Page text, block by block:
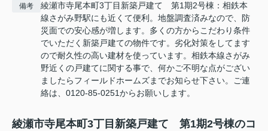
備考
綾瀬市寺尾本町3丁目新築戸建て 第1期2号棟：相鉄本
線さがみ野駅にも近くて便利。地盤調査済みなので、防
災面での安心感が増します。多くの方からこだわり条件
でいただく新築戸建ての物件です。劣化対策をしてます
ので耐久性の高い建材を使っています。相鉄本線さがみ
野近くの戸建てに関する事で、何かご不明な点がござい
ましたらフィールドホームズまでお知らせ下さい。ご連
絡は、0120-85-0251からお願いします。
綾瀬市寺尾本町3丁目新築戸建て 第1期2号棟のコ